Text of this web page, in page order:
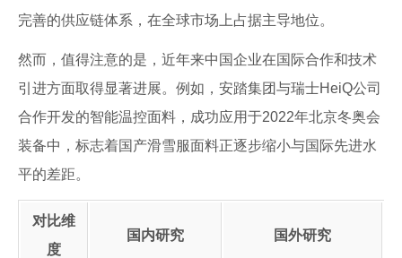
完善的供应链体系，在全球市场上占据主导地位。
然而，值得注意的是，近年来中国企业在国际合作和技术
引进方面取得显著进展。例如，安踏集团与瑞士HeiQ公司
合作开发的智能温控面料，成功应用于2022年北京冬奥会
装备中，标志着国产滑雪服面料正逐步缩小与国际先进水
平的差距。
对比维
度
国内研究 国外研究